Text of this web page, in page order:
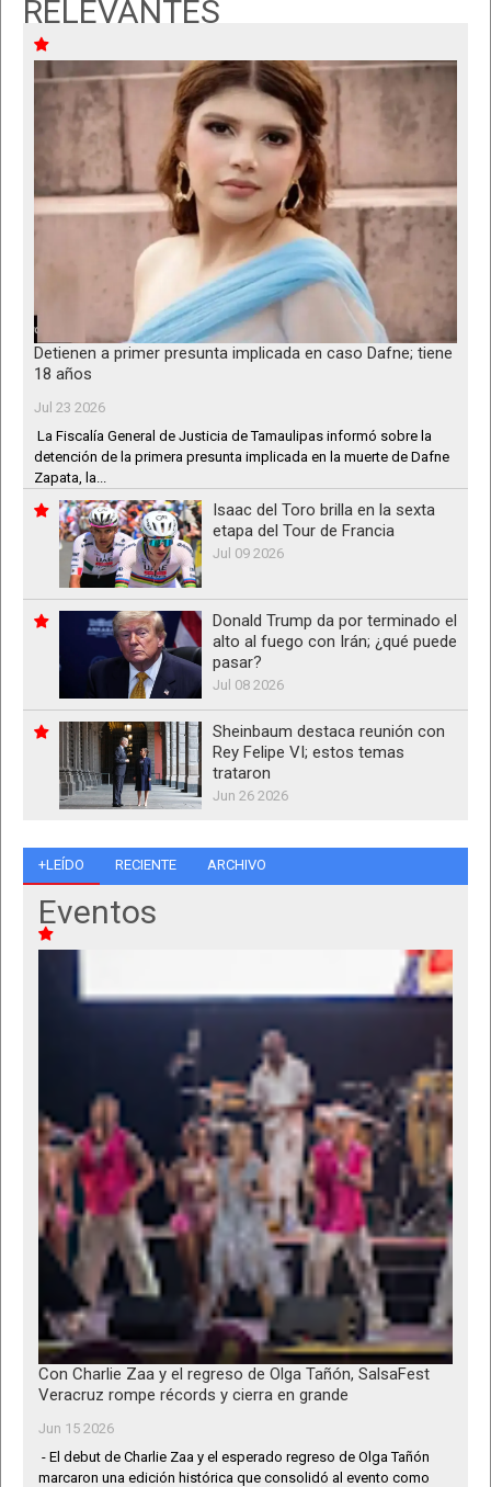
RELEVANTES
Detienen a primer presunta implicada en caso Dafne; tiene
18 años
Jul 23 2026
La Fiscalía General de Justicia de Tamaulipas informó sobre la
detención de la primera presunta implicada en la muerte de Dafne
Zapata, la...
Isaac del Toro brilla en la sexta
etapa del Tour de Francia
Jul 09 2026
Donald Trump da por terminado el
alto al fuego con Irán; ¿qué puede
pasar?
Jul 08 2026
Sheinbaum destaca reunión con
Rey Felipe VI; estos temas
trataron
Jun 26 2026
+LEÍDO RECIENTE ARCHIVO
Eventos
Con Charlie Zaa y el regreso de Olga Tañón, SalsaFest
Veracruz rompe récords y cierra en grande
Jun 15 2026
- El debut de Charlie Zaa y el esperado regreso de Olga Tañón
marcaron una edición histórica que consolidó al evento como